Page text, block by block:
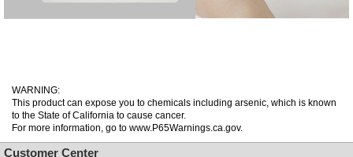
WARNING:
This product can expose you to chemicals including arsenic, which is known
to the State of California to cause cancer.
For more information, go to www.P65Warnings.ca.gov.
Customer Center